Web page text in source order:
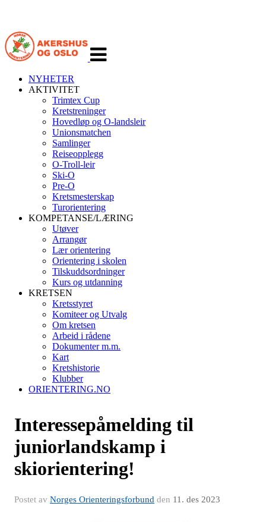
navigasjon
NYHETER
AKTIVITET
Trimtex Cup
Kretstreninger
Hovedløp og O-landsleir
Unionsmatchen
Samlinger
Reiseopplegg
O-Troll-leir
Ski-O
Pre-O
Kretsmesterskap
Turorientering
KOMPETANSE/LÆRING
Utøver
Arrangør
Lær orientering
Orientering i skolen
Tilskuddsordninger
Kurs og utdanning
KRETSEN
Kretsstyret
Komiteer og Utvalg
Om kretsen
Arbeid i rådene
Dokumenter m.m.
Kart
Kretshistorie
Klubber
ORIENTERING.NO
Interessepåmelding til
juniorlandskamp i
skiorientering!
Postet av Norges Orienteringsforbund den 11. des 2023